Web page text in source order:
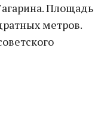
Площадь
метров.